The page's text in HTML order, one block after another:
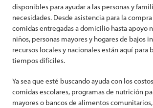
disponibles para ayudar a las personas y
necesidades. Desde asistencia para la
comidas entregadas a domicilio hasta apoyo
niños, personas mayores y hogares de bajos
recursos locales y nacionales están aquí para
tiempos difíciles.
Ya sea que esté buscando ayuda con los
comidas escolares, programas de nutrición
mayores o bancos de alimentos